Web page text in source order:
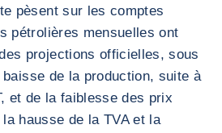
pèsent sur les comptes
pétrolières mensuelles ont
projections officielles, sous
de la production, suite à
et de la faiblesse des prix
hausse de la TVA et la